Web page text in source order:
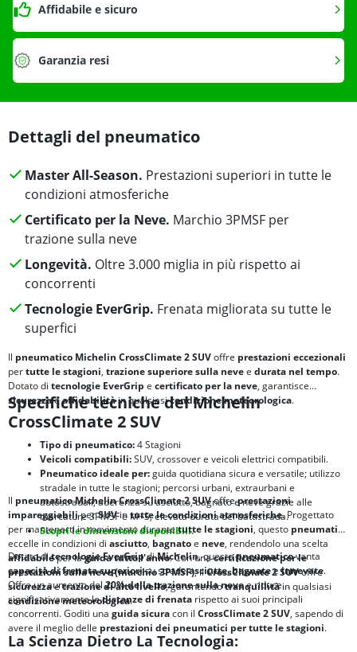
Affidabile e sicuro
Garanzia resi
Dettagli del pneumatico
Master All-Season. Prestazioni superiori in tutte le
condizioni atmosferiche
Certificato per la Neve. Marchio 3PMSF per
trazione sulla neve
Longevità. Oltre 3.000 miglia in più rispetto ai
concorrenti
Tecnologie EverGrip. Frenata migliorata su tutte le
superfici
Il pneumatico Michelin CrossClimate 2 SUVoffre prestazioni eccezionali
pertutte le stagioni, trazione superiore sulla nevee durata nel tempo.
Dotato di tecnologie EverGrip e certificato per la neve, garantisce
sicurezzaeaffidabilitàin qualsiasicondizione meteorologica.
Specifiche tecniche del Michelin
CrossClimate 2 SUV
Tipo di pneumatico:4 Stagioni
Veicoli compatibili:SUV, crossover e veicoli elettrici compatibili.
Pneumatico ideale per:guida quotidiana sicura e versatile; utilizzo
stradale in tutte le stagioni; percorsi urbani, extraurbani e
autostradali; aderenza su asciutto, bagnato e neve grazie alle
marcature 3PMSF e M+S; elevata durata del battistrada.
Scopri le dimensioni disponibili.
Il pneumatico Michelin CrossClimate 2 SUVoffreprestazioni
impareggiabiliperSUVintutte le condizioni atmosferiche. Progettato
per mantenerti in movimento durantetutte le stagioni, questo pneumatico
eccelle in condizioni di asciutto, bagnatoe neve, rendendolo una scelta
affidabileper laguida tutto l'anno. Con unacertificazione per le
prestazioni sulla neve (marchio 3PMSF), ilCrossClimate 2 SUVoffre
sicurezzaetrazione di alto livello, garantendotranquillitàin qualsiasi
condizione meteorologica.
Dotato ditecnologie EverGripdiMichelin, questopneumaticovanta
capacità di frenata superiorisu stradeasciutte,bagnateeinnevate.
Offre un aumento del20% della trazione sulla nevee riduce
significativamente ledistanze di frenata rispetto ai suoi principali
concorrenti. Goditi una guida sicuracon il CrossClimate 2 SUV, sapendo di
avere il meglio delle prestazioni dei pneumatici per tutte le stagioni.
La Scienza Dietro La Tecnologia: